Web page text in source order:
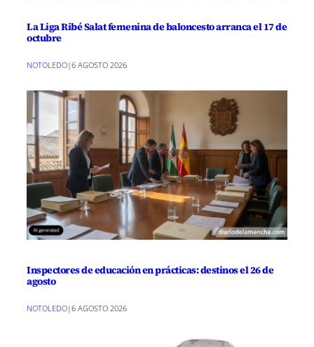
La Liga Ribé Salat femenina de baloncesto arranca el 17 de
octubre
NOTOLEDO|6 AGOSTO 2026
Inspectores de educación en prácticas: destinos el 26 de
agosto
NOTOLEDO|6 AGOSTO 2026